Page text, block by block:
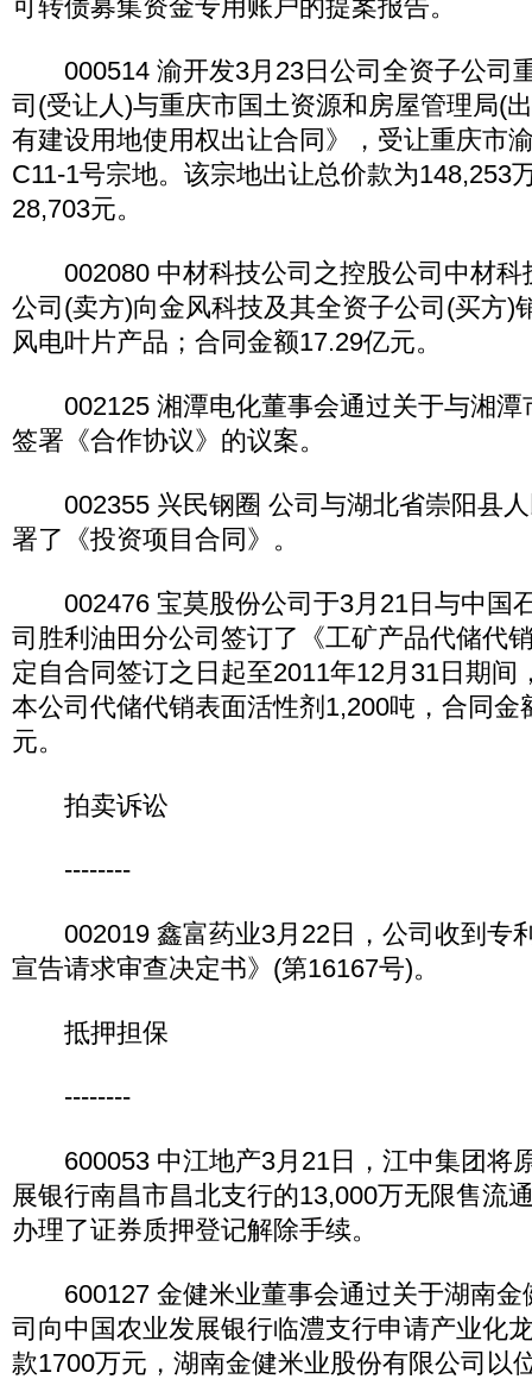
可转债募集资金专用账户的提案报告。
000514 渝开发3月23日公司全资子公司
司(受让人)与重庆市国土资源和房屋管理局(
有建设用地使用权出让合同》，受让重庆市
C11-1号宗地。该宗地出让总价款为148,253
28,703元。
002080 中材科技公司之控股公司中材科
公司(卖方)向金风科技及其全资子公司(买方)
风电叶片产品；合同金额17.29亿元。
002125 湘潭电化董事会通过关于与湘潭
签署《合作协议》的议案。
002355 兴民钢圈 公司与湖北省崇阳县人
署了《投资项目合同》。
002476 宝莫股份公司于3月21日与中国
司胜利油田分公司签订了《工矿产品代储代
定自合同签订之日起至2011年12月31日期间
本公司代储代销表面活性剂1,200吨，合同金
元。
拍卖诉讼
--------
002019 鑫富药业3月22日，公司收到专
宣告请求审查决定书》(第16167号)。
抵押担保
--------
600053 中江地产3月21日，江中集团将
展银行南昌市昌北支行的13,000万无限售流
办理了证券质押登记解除手续。
600127 金健米业董事会通过关于湖南金
司向中国农业发展银行临澧支行申请产业化
款1700万元，湖南金健米业股份有限公司以